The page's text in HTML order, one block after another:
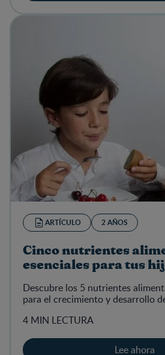
ARTÍCULO 2 AÑOS
Cinco nutrientes
esenciales para tus
Descubre los 5 nutrientes
para el crecimiento y desarrollo​
4 MIN LECTURA
Lee ahora